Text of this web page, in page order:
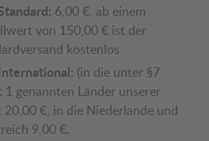
6,00 €, ab einem
von 150,00 € ist der
kostenlos
(in die unter §7
1 genannten Länder unserer
20,00 €, in die Niederlande und
9,00 €.